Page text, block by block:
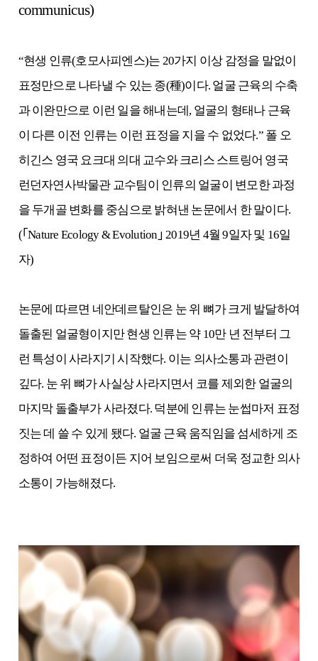
communicus)
“현생 인류(호모사피엔스)는 20가지 이상 감정을 말없이
표정만으로 나타낼 수 있는 종(種)이다. 얼굴 근육의 수축
과 이완만으로 이런 일을 해내는데, 얼굴의 형태나 근육
이 다른 이전 인류는 이런 표정을 지을 수 없었다.” 폴 오
히긴스 영국 요크대 의대 교수와 크리스 스트링어 영국
런던자연사박물관 교수팀이 인류의 얼굴이 변모한 과정
을 두개골 변화를 중심으로 밝혀낸 논문에서 한 말이다.
(｢Nature Ecology & Evolution｣ 2019년 4월 9일자 및 16일
자)
논문에 따르면 네안데르탈인은 눈 위 뼈가 크게 발달하여
돌출된 얼굴형이지만 현생 인류는 약 10만 년 전부터 그
런 특성이 사라지기 시작했다. 이는 의사소통과 관련이
깊다. 눈 위 뼈가 사실상 사라지면서 코를 제외한 얼굴의
마지막 돌출부가 사라졌다. 덕분에 인류는 눈썹마저 표정
짓는 데 쓸 수 있게 됐다. 얼굴 근육 움직임을 섬세하게 조
정하여 어떤 표정이든 지어 보임으로써 더욱 정교한 의사
소통이 가능해졌다.